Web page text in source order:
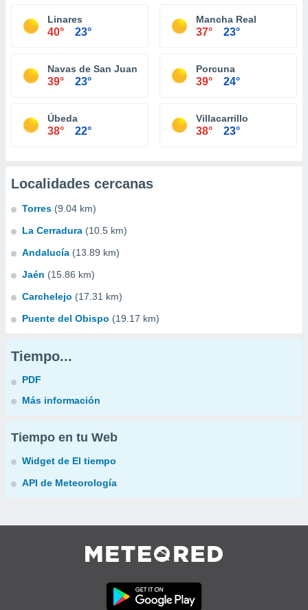
Linares
40° 23°
Mancha Real
37° 23°
Navas de San Juan
39° 23°
Porcuna
39° 24°
Úbeda
38° 22°
Villacarrillo
38° 23°
Localidades cercanas
Torres (9.04 km)
La Cerradura (10.5 km)
Andalucía (13.89 km)
Jaén (15.86 km)
Carchelejo (17.31 km)
Puente del Obispo (19.17 km)
Tiempo...
PDF
Más información
Tiempo en tu Web
Widget de El tiempo
API de Meteorología